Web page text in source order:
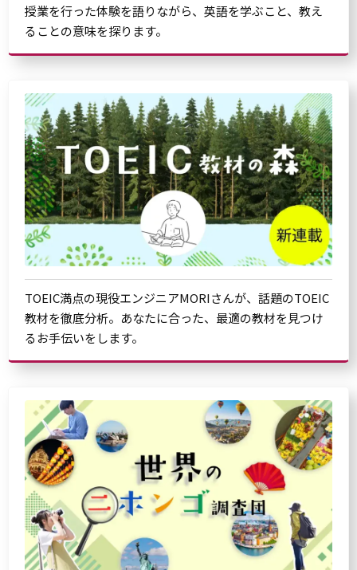
授業を行った体験を語りながら、英語を学ぶこと、教え
ることの意味を探ります。
TOEIC満点の現役エンジニアMORIさんが、話題のTOEIC
教材を徹底分析。あなたに合った、最適の教材を見つけ
るお手伝いをします。